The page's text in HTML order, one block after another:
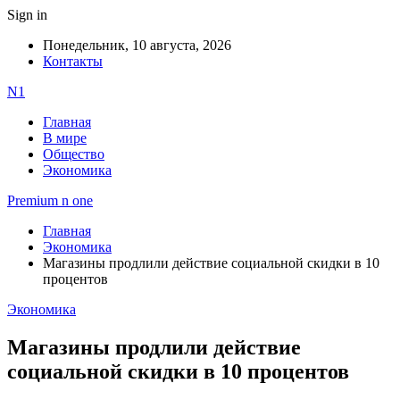
Sign in
Понедельник, 10 августа, 2026
Контакты
N1
Главная
В мире
Общество
Экономика
Premium n one
Главная
Экономика
Магазины продлили действие социальной скидки в 10
процентов
Экономика
Магазины продлили действие
социальной скидки в 10 процентов